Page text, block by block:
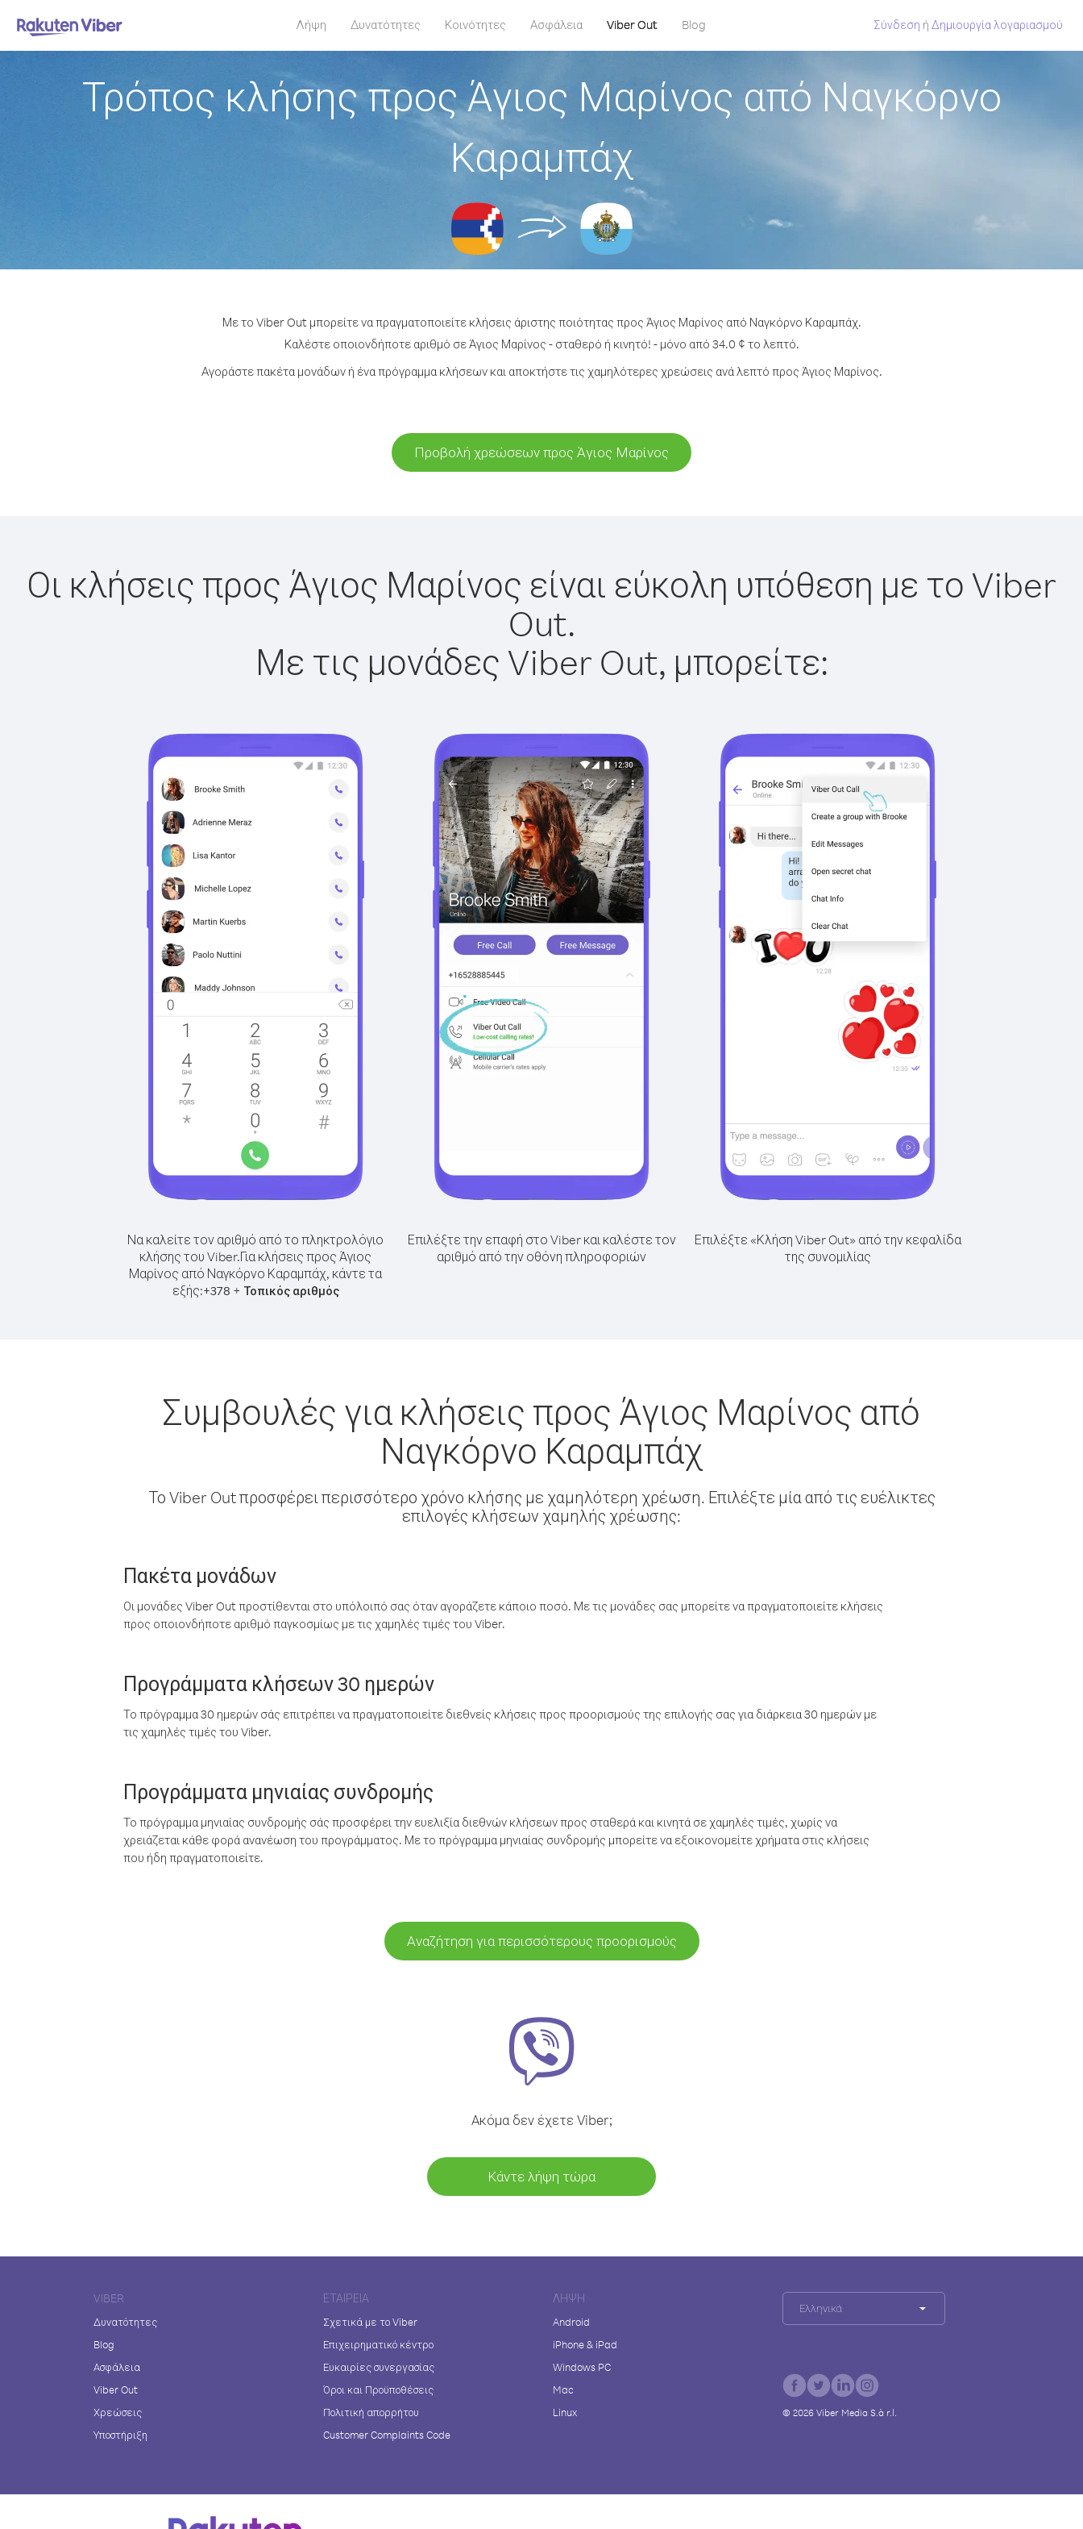
Λήψη Δυνατότητες Κοινότητες Ασφάλεια Viber Out Blog Σύνδεση ή Δημιουργία λογαριασμού
Τρόπος κλήσης προς Άγιος Μαρίνος από Ναγκόρνο
Καραμπάχ
Με το Viber Out μπορείτε να πραγματοποιείτε κλήσεις άριστης ποιότητας προς Άγιος Μαρίνος από Ναγκόρνο Καραμπάχ.
Καλέστε οποιονδήποτε αριθμό σε Άγιος Μαρίνος - σταθερό ή κινητό! - μόνο από 34.0 ¢ το λεπτό.
Αγοράστε πακέτα μονάδων ή ένα πρόγραμμα κλήσεων και αποκτήστε τις χαμηλότερες χρεώσεις ανά λεπτό προς Άγιος Μαρίνος.
Προβολή χρεώσεων προς Άγιος Μαρίνος
Οι κλήσεις προς Άγιος Μαρίνος είναι εύκολη υπόθεση με το Viber
Out.
Με τις μονάδες Viber Out, μπορείτε:
Να καλείτε τον αριθμό από το πληκτρολόγιο
κλήσης του Viber.Για κλήσεις προς Άγιος
Μαρίνος από Ναγκόρνο Καραμπάχ, κάντε τα
εξής:+378 + Τοπικός αριθμός
Επιλέξτε την επαφή στο Viber και καλέστε τον
αριθμό από την οθόνη πληροφοριών
Επιλέξτε «Κλήση Viber Out» από την κεφαλίδα
της συνομιλίας
Συμβουλές για κλήσεις προς Άγιος Μαρίνος από
Ναγκόρνο Καραμπάχ
Το Viber Out προσφέρει περισσότερο χρόνο κλήσης με χαμηλότερη χρέωση. Επιλέξτε μία από τις ευέλικτες
επιλογές κλήσεων χαμηλής χρέωσης:
Πακέτα μονάδων
Οι μονάδες Viber Out προστίθενται στο υπόλοιπό σας όταν αγοράζετε κάποιο ποσό. Με τις μονάδες σας μπορείτε να πραγματοποιείτε κλήσεις
προς οποιονδήποτε αριθμό παγκοσμίως με τις χαμηλές τιμές του Viber.
Προγράμματα κλήσεων 30 ημερών
Το πρόγραμμα 30 ημερών σάς επιτρέπει να πραγματοποιείτε διεθνείς κλήσεις προς προορισμούς της επιλογής σας για διάρκεια 30 ημερών με
τις χαμηλές τιμές του Viber.
Προγράμματα μηνιαίας συνδρομής
Το πρόγραμμα μηνιαίας συνδρομής σάς προσφέρει την ευελιξία διεθνών κλήσεων προς σταθερά και κινητά σε χαμηλές τιμές, χωρίς να
χρειάζεται κάθε φορά ανανέωση του προγράμματος. Με το πρόγραμμα μηνιαίας συνδρομής μπορείτε να εξοικονομείτε χρήματα στις κλήσεις
που ήδη πραγματοποιείτε.
Αναζήτηση για περισσότερους προορισμούς
Ακόμα δεν έχετε Viber;
Κάντε λήψη τώρα
VIBER
Δυνατότητες
Blog
Ασφάλεια
Viber Out
Χρεώσεις
Υποστήριξη
ΕΤΑΙΡΕΊΑ
Σχετικά με το Viber
Επιχειρηματικό κέντρο
Ευκαιρίες συνεργασίας
Όροι και Προϋποθέσεις
Πολιτική απορρήτου
Customer Complaints Code
ΛΉΨΗ
Android
iPhone & iPad
Windows PC
Mac
Linux
Ελληνικά
© 2026 Viber Media S.à r.l.